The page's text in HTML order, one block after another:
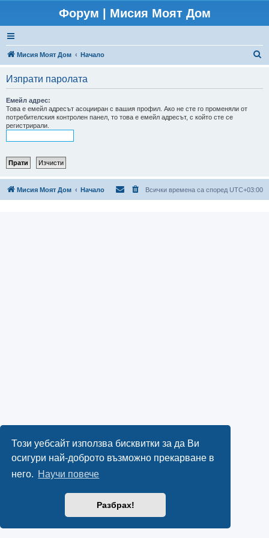
Този уебсайт използва бисквитки за да Ви
осигури най-доброто възможно прекарване в
него. Научи повече
Разбрах!
Форум | Мисия Моят Дом
Мисия Моят Дом Начало
Изпрати паролата
Емейл адрес:
Това е емейл адресът асоцииран с вашия профил. Ако не сте го променяли от
потребителския контролен панел, то това е емейл адресът, с който сте се
регистрирали.
Мисия Моят Дом Начало Всички времена са според UTC+03:00